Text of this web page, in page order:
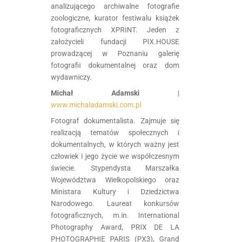
analizującego archiwalne fotografie
zoologiczne, kurator festiwalu książek
fotograficznych XPRINT. Jeden z
założycieli fundacji PIX.HOUSE
prowadzącej w Poznaniu galerię
fotografii dokumentalnej oraz dom
wydawniczy.
Michał Adamski |
www.michaladamski.com.pl
Fotograf dokumentalista. Zajmuje się
realizacją tematów społecznych i
dokumentalnych, w których ważny jest
człowiek i jego życie we współczesnym
świecie. Stypendysta Marszałka
Województwa Wielkopolskiego oraz
Ministara Kultury i Dziedzictwa
Narodowego. Laureat konkursów
fotograficznych, m.in. International
Photography Award, PRIX DE LA
PHOTOGRAPHIE PARIS (PX3), Grand